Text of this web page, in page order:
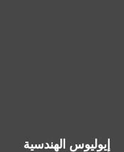
إيوليوس الهندسية